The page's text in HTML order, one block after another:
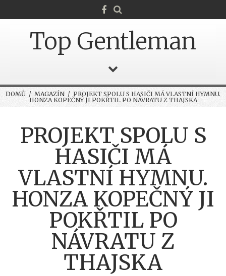
Top Gentleman
DOMŮ / MAGAZÍN/ PROJEKT SPOLU S HASIČI MÁ VLASTNÍ HYMNU.
HONZA KOPEČNÝ JI POKŘTIL PO NÁVRATU Z THAJSKA
PROJEKT SPOLU S
HASIČI MÁ
VLASTNÍ HYMNU.
HONZA KOPEČNÝ JI
POKŘTIL PO
NÁVRATU Z
THAJSKA